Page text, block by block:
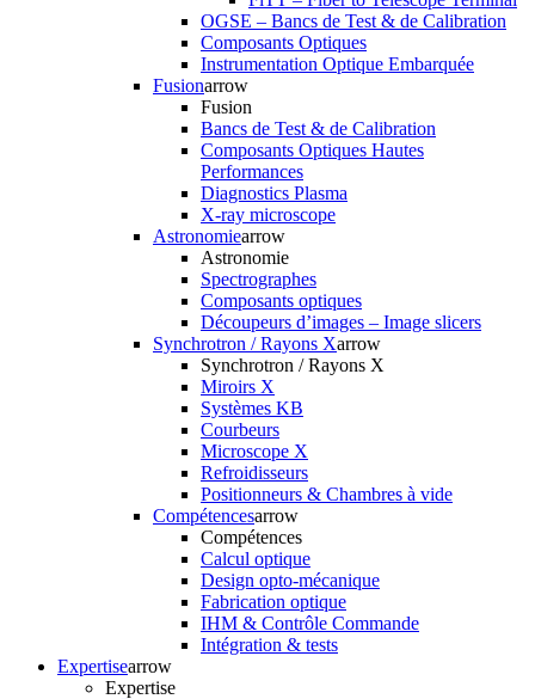
OGSE – Bancs de Test & de Calibration
Composants Optiques
Instrumentation Optique Embarquée
Fusionarrow
Fusion
Bancs de Test & de Calibration
Composants Optiques Hautes
Performances
Diagnostics Plasma
X-ray microscope
Astronomiearrow
Astronomie
Spectrographes
Composants optiques
Découpeurs d’images – Image slicers
Synchrotron / Rayons Xarrow
Synchrotron / Rayons X
Miroirs X
Systèmes KB
Courbeurs
Microscope X
Refroidisseurs
Positionneurs & Chambres à vide
Compétencesarrow
Compétences
Calcul optique
Design opto-mécanique
Fabrication optique
IHM & Contrôle Commande
Intégration & tests
Expertisearrow
Expertise